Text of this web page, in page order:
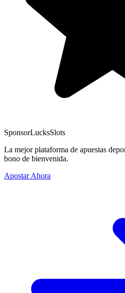
SponsorLucksSlots
La mejor plataforma de apuestas
bono de bienvenida.
Apostar Ahora